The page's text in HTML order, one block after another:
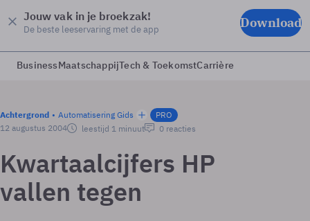
Jouw vak in je broekzak!
De beste leeservaring met de app Download
BusinessMaatschappijTech & ToekomstCarrière
Achtergrond Automatisering Gids
PRO
12 augustus 2004
leestijd 1 minuut 0 reacties
Kwartaalcijfers HP
vallen tegen